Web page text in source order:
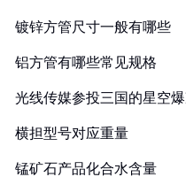
镀锌方管尺寸一般有哪些
铝方管有哪些常见规格
光线传媒参投三国的星空
横担型号对应重量
锰矿石产品化合水含量